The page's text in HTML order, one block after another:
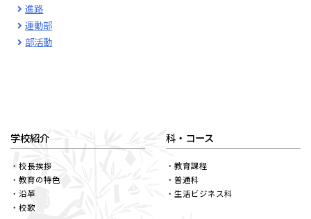
進路
運動部
部活動
学校紹介
校長挨拶
教育の特色
沿革
校歌
科・コース
教育課程
普通科
生活ビジネス科